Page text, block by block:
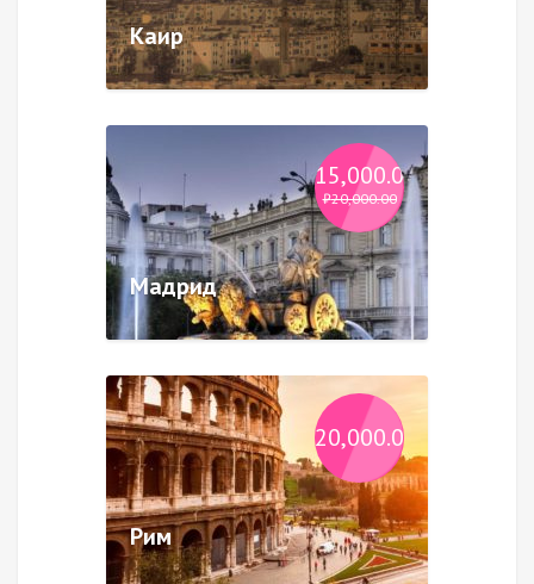
Каир
₽20,000.00
₽15,000.00
Мадрид
20,000.00
Рим